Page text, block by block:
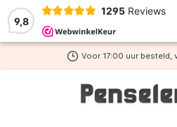
9,8
1295 Reviews
hoofdinhoud
Voor 17:00 uur besteld,